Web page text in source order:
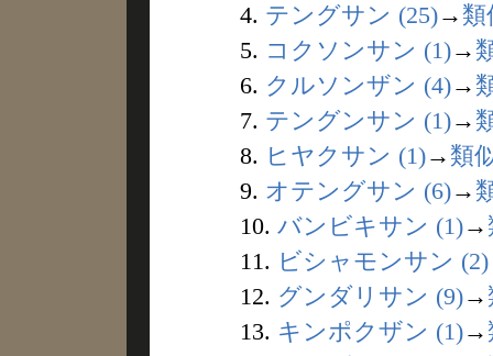
4. テングサン (25)→ 類
5. コクソンサン (1)→
6. クルソンザン (4)→
7. テングンサン (1)→
8. ヒヤクサン (1)→ 類
9. オテングサン (6)→
10. バンビキサン (1)→
11. ビシャモンサン (2)
12. グンダリサン (9)→
13. キンポクザン (1)→